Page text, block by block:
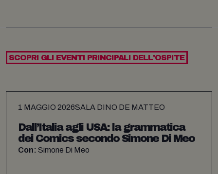
SCOPRI GLI EVENTI PRINCIPALI DELL'OSPITE
1 MAGGIO 2026SALA DINO DE MATTEO
Dall’Italia agli USA: la grammatica
dei Comics secondo Simone Di Meo
Con: Simone Di Meo